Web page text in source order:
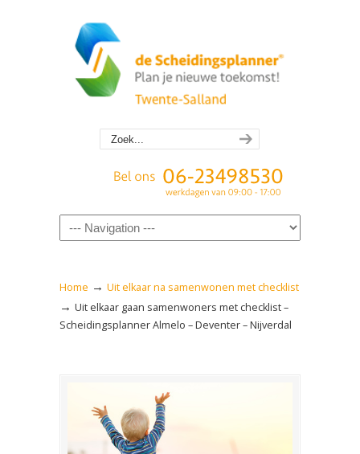
Navigation
Home → Uit elkaar na samenwonen met checklist
→ Uit elkaar gaan samenwoners met checklist –
Scheidingsplanner Almelo – Deventer – Nijverdal